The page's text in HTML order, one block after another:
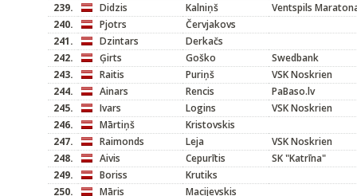
239.
Didzis Kalniņš
Ventspils
240.
Pjotrs
Červjakovs
241.
Dzintars
Derkačs
242.
Ģirts Goško
Swedbank
243.
Raitis Puriņš
VSK Noskrien
244.
Ainars Rencis
PaBaso.lv
245.
Ivars Logins
VSK Noskrien
246.
Mārtiņš
Kristovskis
247.
Raimonds Leja
VSK Noskrien
248.
Aivis Cepurītis
SK "Katrīna"
249.
Boriss
Krutiks
250.
Māris
Macijevskis